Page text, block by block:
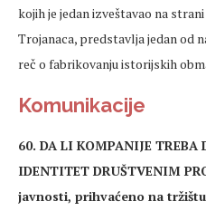
kojih je jedan izveštavao na
Trojanaca, predstavlja jedan od
reč o fabrikovanju istorijskih
Komunikacije
60. DA LI KOMPANIJE TREBA
IDENTITET DRUŠTVENIM
javnosti, prihvaćeno na tržištu